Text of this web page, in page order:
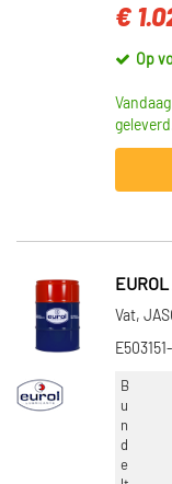
€
Op
Vat,
B
u
n
d
e